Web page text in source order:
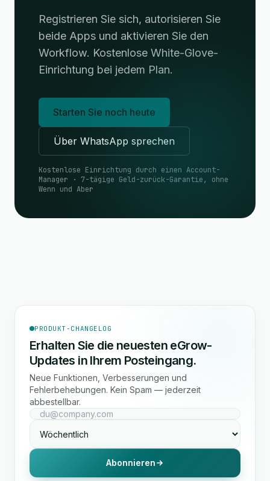
Registrieren Sie sich, autorisieren Sie
beide Apps und aktivieren Sie den
Workflow. Kostenlose White-Glove-
Einrichtung bei jedem Plan.
Starten Sie noch heute
Über WhatsApp sprechen
Kostenlose Einrichtung durch einen Account-
Manager · 7-tägige Geld-zurück-Garantie, ohne
Wenn und Aber
PRODUKT-CHANGELOG
Erhalten Sie die neuesten eGrow-
Updates in Ihrem Posteingang.
Neue Funktionen, Verbesserungen und
Fehlerbehebungen. Kein Spam — jederzeit
abbestellbar.
Abonnieren